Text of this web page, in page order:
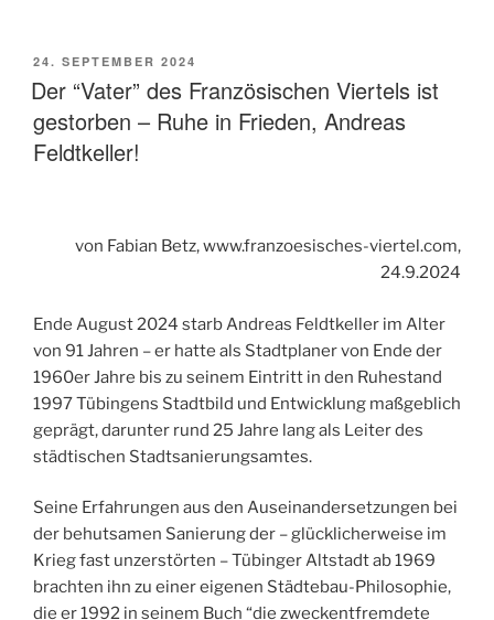
VERÖFFENTLICHT
AM
24. SEPTEMBER 2024
Der “Vater” des Französischen Viertels ist
gestorben – Ruhe in Frieden, Andreas
Feldtkeller!
von Fabian Betz, www.franzoesisches-viertel.com,
24.9.2024
Ende August 2024 starb Andreas Feldtkeller im Alter
von 91 Jahren – er hatte als Stadtplaner von Ende der
1960er Jahre bis zu seinem Eintritt in den Ruhestand
1997 Tübingens Stadtbild und Entwicklung maßgeblich
geprägt, darunter rund 25 Jahre lang als Leiter des
städtischen Stadtsanierungsamtes.
Seine Erfahrungen aus den Auseinandersetzungen bei
der behutsamen Sanierung der – glücklicherweise im
Krieg fast unzerstörten – Tübinger Altstadt ab 1969
brachten ihn zu einer eigenen Städtebau-Philosophie,
die er 1992 in seinem Buch “die zweckentfremdete